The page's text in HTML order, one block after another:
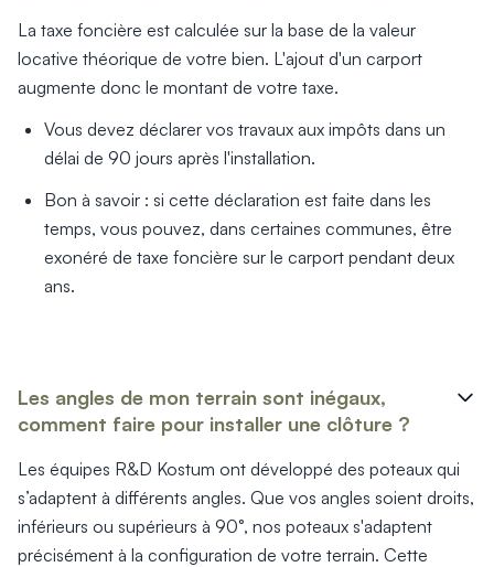
La taxe foncière est calculée sur la base de la valeur
locative théorique de votre bien. L'ajout d'un carport
augmente donc le montant de votre taxe.
Vous devez déclarer vos travaux aux impôts dans un
délai de 90 jours après l'installation.
Bon à savoir : si cette déclaration est faite dans les
temps, vous pouvez, dans certaines communes, être
exonéré de taxe foncière sur le carport pendant deux
ans.
Les angles de mon terrain sont inégaux,
comment faire pour installer une clôture ?
Les équipes R&D Kostum ont développé des poteaux qui
s’adaptent à différents angles. Que vos angles soient droits,
inférieurs ou supérieurs à 90°, nos poteaux s'adaptent
précisément à la configuration de votre terrain. Cette